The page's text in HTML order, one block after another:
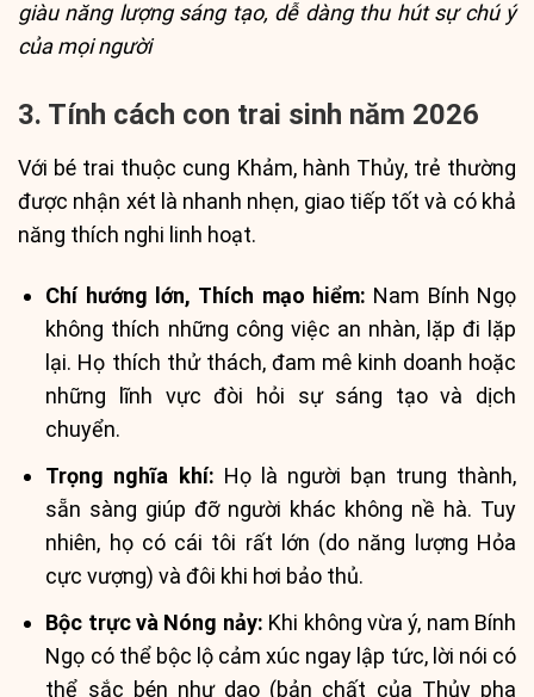
giàu năng lượng sáng tạo, dễ dàng thu hút sự chú ý
của mọi người
3. Tính cách con trai sinh năm 2026
Với bé trai thuộc cung Khảm, hành Thủy, trẻ thường
được nhận xét là nhanh nhẹn, giao tiếp tốt và có khả
năng thích nghi linh hoạt.
Chí hướng lớn, Thích mạo hiểm: Nam Bính Ngọ
không thích những công việc an nhàn, lặp đi lặp
lại. Họ thích thử thách, đam mê kinh doanh hoặc
những lĩnh vực đòi hỏi sự sáng tạo và dịch
chuyển.
Trọng nghĩa khí: Họ là người bạn trung thành,
sẵn sàng giúp đỡ người khác không nề hà. Tuy
nhiên, họ có cái tôi rất lớn (do năng lượng Hỏa
cực vượng) và đôi khi hơi bảo thủ.
Bộc trực và Nóng nảy: Khi không vừa ý, nam Bính
Ngọ có thể bộc lộ cảm xúc ngay lập tức, lời nói có
thể sắc bén như dao (bản chất của Thủy pha